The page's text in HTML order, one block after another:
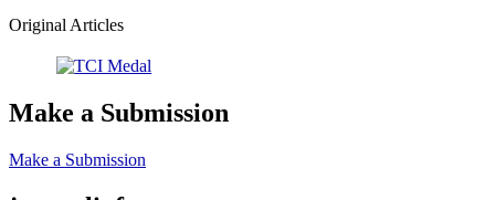
Original Articles
Make a Submission
Make a Submission